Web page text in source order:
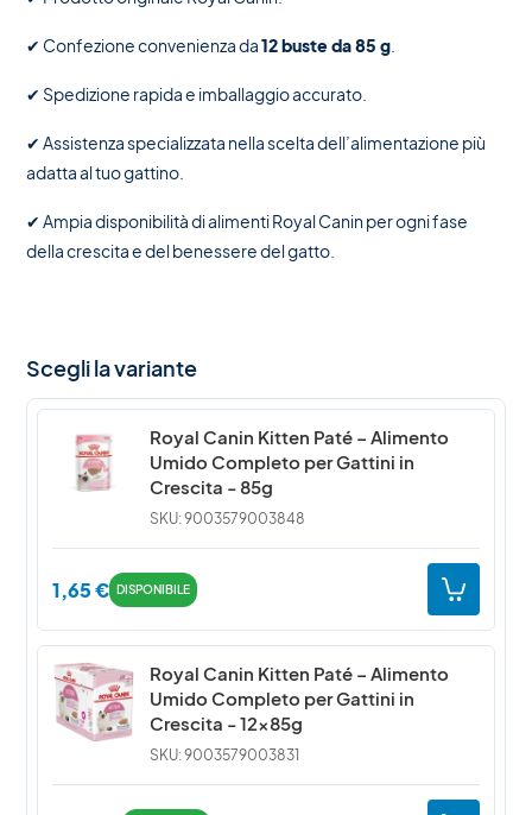
✔ Confezione convenienza da12 buste da 85 g
✔ Spedizione rapida e imballaggio accurato.
✔ Assistenza specializzata nella scelta dell’alimentazione più
adatta al tuo gattino.
✔ Ampia disponibilità di alimenti Royal Canin per ogni fase
della crescita e del benessere del gatto.
Scegli la variante
Royal Canin Kitten Paté – Alimento
Umido Completo per Gattini in
Crescita - 85g
SKU: 9003579003848
1,65€ DISPONIBILE
Royal Canin Kitten Paté – Alimento
Umido Completo per Gattini in
Crescita - 12x85g
SKU: 9003579003831